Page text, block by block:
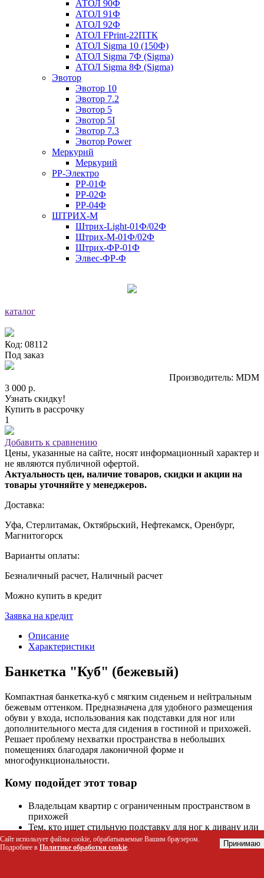
АТОЛ 90Ф
АТОЛ 91Ф
АТОЛ 92Ф
АТОЛ FPrint-22ПТК
АТОЛ Sigma 10 (150Ф)
АТОЛ Sigma 7Ф (Sigma)
АТОЛ Sigma 8Ф (Sigma)
Эвотор
Эвотор 10
Эвотор 7.2
Эвотор 5
Эвотор 5I
Эвотор 7.3
Эвотор Power
Меркурий
Меркурий
РР-Электро
РР-01Ф
РР-02Ф
РР-04Ф
ШТРИХ-М
Штрих-Light-01Ф/02Ф
Штрих-М-01Ф/02Ф
Штрих-ФР-01Ф
Элвес-ФР-Ф
каталог
Код: 08112
Под заказ
Производитель: MDM
3 000 р.
Узнать скидку!
Купить в рассрочку
1
Добавить к сравнению
Цены, указанные на сайте, носят информационный характер и
не являются публичной офертой.
Актуальность цен, наличие товаров, скидки и акции на
товары уточняйте у менеджеров.
Доставка:
Уфа, Стерлитамак, Октябрьский, Нефтекамск, Оренбург,
Магнитогорск
Варианты оплаты:
Безналичный расчет, Наличный расчет
Можно купить в кредит
Заявка на кредит
Описание
Характеристики
Банкетка "Куб" (бежевый)
Компактная банкетка-куб с мягким сиденьем и нейтральным
бежевым оттенком. Предназначена для удобного размещения
обуви у входа, использования как подставки для ног или
дополнительного места для сидения в гостиной и прихожей.
Решает проблему нехватки пространства в небольших
помещениях благодаря лаконичной форме и
многофункциональности.
Кому подойдет этот товар
Владельцам квартир с ограниченным пространством в
прихожей
Тем, кто ищет стильную подставку для ног к дивану или
креслу
Любителям минимализма и скандинавского стиля в
Сайт использует файлы cookie, обрабатываемые Вашим браузером.
Подробнее в Политике обработки cookie. Принимаю